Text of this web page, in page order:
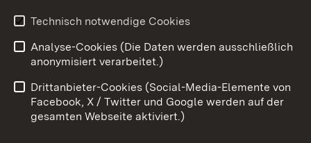
Impressum
Kontakt
Barrierefreiheit
Datenschutz
Cookies
Technisch notwendige Cookies
Analyse-Cookies (Die Daten werden ausschließlich
anonymisiert verarbeitet.)
Drittanbieter-Cookies (Social-Media-Elemente von
Facebook, X / Twitter und Google werden auf der
gesamten Webseite aktiviert.)